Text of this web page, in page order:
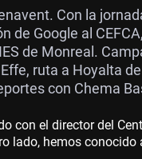
Con la
de Google al
de Monreal.
ruta a Hoyalta
con Chema
con el director del
lado, hemos